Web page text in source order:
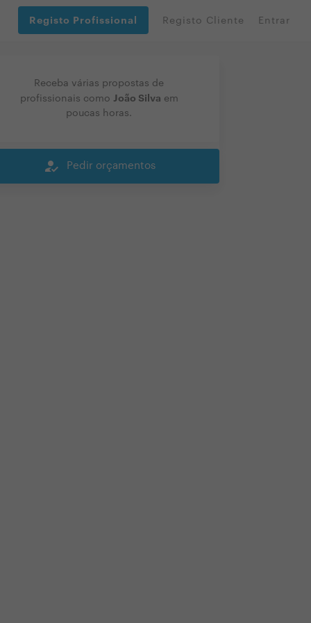
Registo Profissional Registo Cliente Entrar
Receba várias propostas de
profissionais como João Silva em
poucas horas.
how_to_reg Pedir orçamentos